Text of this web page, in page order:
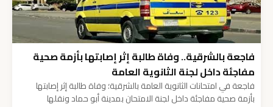
فاجعة بالشرقية.. وفاة طالبة إثر إصابتها بأزمة صحية
مفاجئة داخل لجنة الثانوية العامة
فاجعة في امتحانات الثانوية العامة بالشرقية؛ وفاة طالبة إثر إصابتها
بأزمة صحية مفاجئة داخل لجنة الامتحان بمدينة أبو حماد ونقلها